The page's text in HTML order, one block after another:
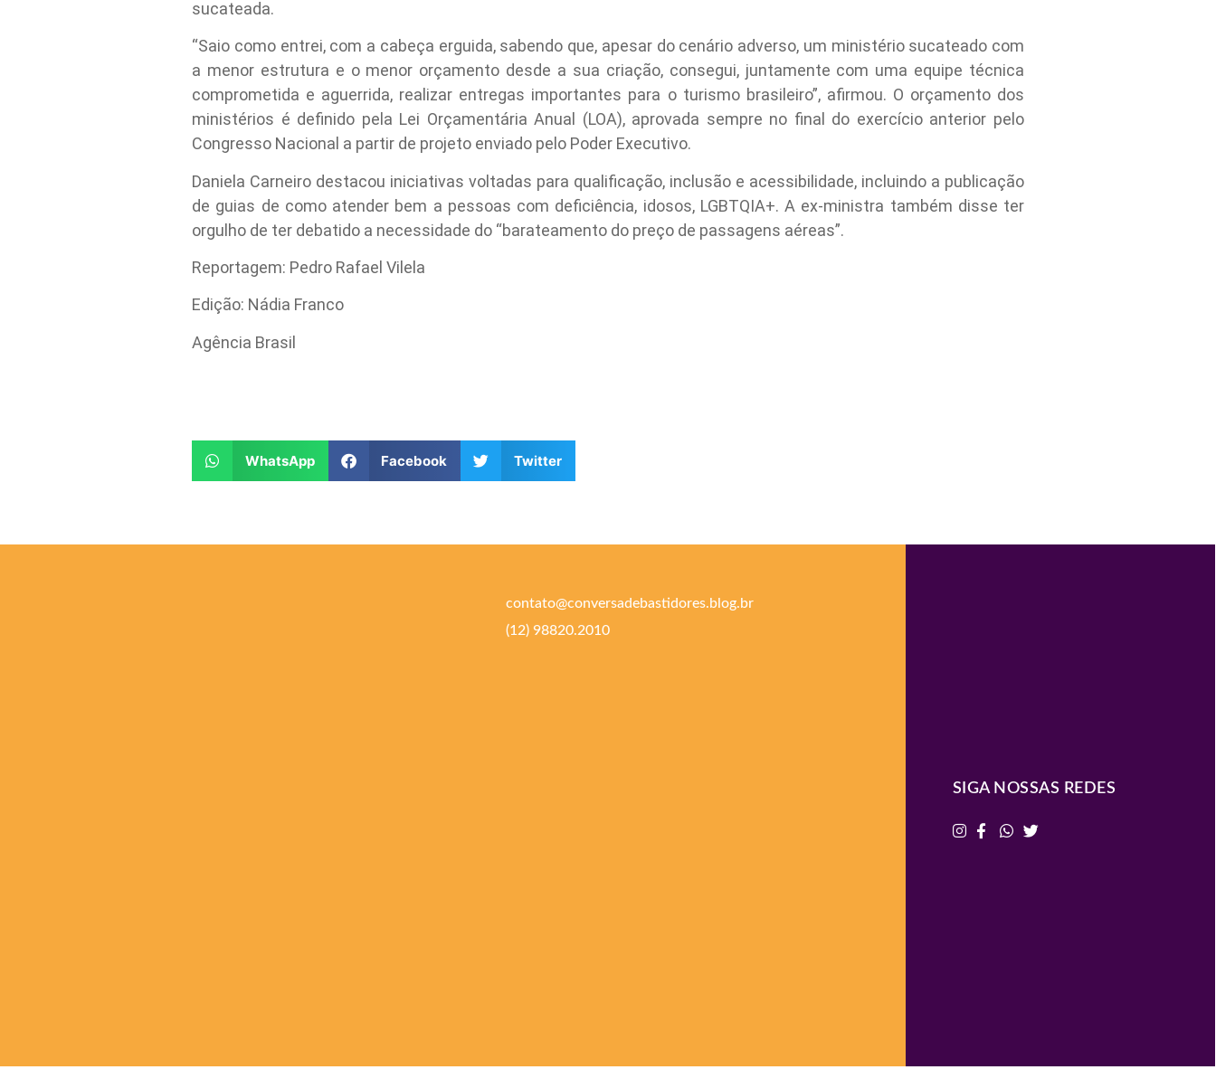
sucateada.
“Saio como entrei, com a cabeça erguida, sabendo que, apesar do cenário adverso, um ministério sucateado com
a menor estrutura e o menor orçamento desde a sua criação, consegui, juntamente com uma equipe técnica
comprometida e aguerrida, realizar entregas importantes para o turismo brasileiro”, afirmou. O orçamento dos
ministérios é definido pela Lei Orçamentária Anual (LOA), aprovada sempre no final do exercício anterior pelo
Congresso Nacional a partir de projeto enviado pelo Poder Executivo.
Daniela Carneiro destacou iniciativas voltadas para qualificação, inclusão e acessibilidade, incluindo a publicação
de guias de como atender bem a pessoas com deficiência, idosos, LGBTQIA+. A ex-ministra também disse ter
orgulho de ter debatido a necessidade do “barateamento do preço de passagens aéreas”.
Reportagem: Pedro Rafael Vilela
Edição: Nádia Franco
Agência Brasil
WhatsApp Facebook Twitter
contato@conversadebastidores.blog.br
(12) 98820.2010
SIGA NOSSAS REDES